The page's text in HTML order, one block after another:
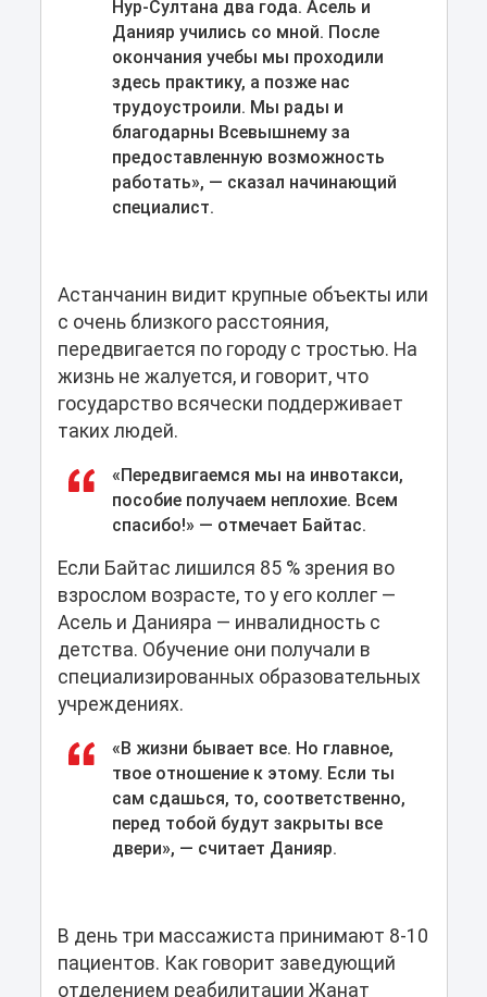
Нур-Султана два года. Асель и
Данияр учились со мной. После
окончания учебы мы проходили
здесь практику, а позже нас
трудоустроили. Мы рады и
благодарны Всевышнему за
предоставленную возможность
работать», — сказал начинающий
специалист.
Астанчанин видит крупные объекты или
с очень близкого расстояния,
передвигается по городу с тростью. На
жизнь не жалуется, и говорит, что
государство всячески поддерживает
таких людей.
«Передвигаемся мы на инвотакси,
пособие получаем неплохие. Всем
спасибо!» — отмечает Байтас.
Если Байтас лишился 85 % зрения во
взрослом возрасте, то у его коллег —
Асель и Данияра — инвалидность с
детства. Обучение они получали в
специализированных образовательных
учреждениях.
«В жизни бывает все. Но главное,
твое отношение к этому. Если ты
сам сдашься, то, соответственно,
перед тобой будут закрыты все
двери», — считает Данияр.
В день три массажиста принимают 8-10
пациентов. Как говорит заведующий
отделением реабилитации Жанат